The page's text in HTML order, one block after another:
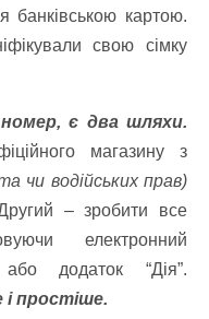
банківською картою.
свою сімку
є два шляхи.
магазину з
чи водійських прав)
– зробити все
електронний
додаток “Дія”.
простіше.